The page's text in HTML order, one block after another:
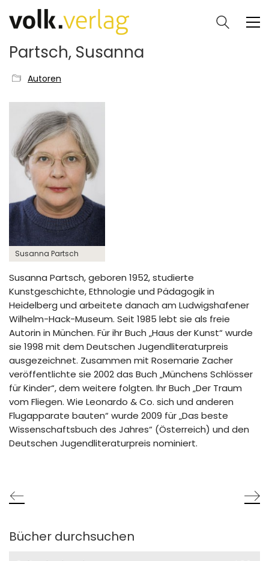
Partsch, Susanna
Autoren
Susanna Partsch
Susanna Partsch, geboren 1952, studierte
Kunstgeschichte, Ethnologie und Pädagogik in
Heidelberg und arbeitete danach am Ludwigshafener
Wilhelm-Hack-Museum. Seit 1985 lebt sie als freie
Autorin in München. Für ihr Buch „Haus der Kunst“ wurde
sie 1998 mit dem Deutschen Jugendliteraturpreis
ausgezeichnet. Zusammen mit Rosemarie Zacher
veröffentlichte sie 2002 das Buch „Münchens Schlösser
für Kinder“, dem weitere folgten. Ihr Buch „Der Traum
vom Fliegen. Wie Leonardo & Co. sich und anderen
Flugapparate bauten“ wurde 2009 für „Das beste
Wissenschaftsbuch des Jahres“ (Österreich) und den
Deutschen Jugendliteraturpreis nominiert.
Bücher durchsuchen